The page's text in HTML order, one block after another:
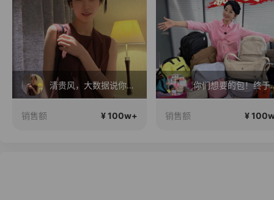
你们想要的包！终于来了！包你满意！
销售额 ¥ 100w+
白白叶
销售额 ¥